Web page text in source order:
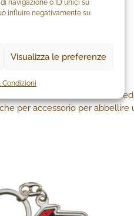
navigazione o ID unici su
influire negativamente su
Visualizza le preferenze
Condizioni
è simbolo di buona fortuna
per accessorio per abbellire